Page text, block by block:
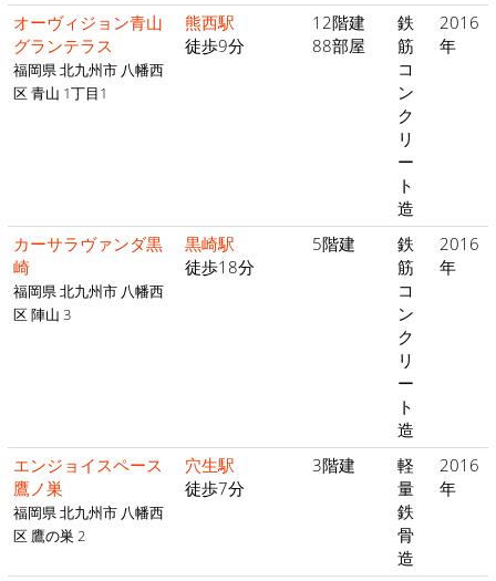
オーヴィジョン青山
グランテラス
福岡県 北九州市 八幡西
区 青山 1丁目1
熊西駅
徒歩9分
12階建
88部屋
鉄
筋
コ
ン
ク
リ
ー
ト
造
2016
年
カーサラヴァンダ黒
崎
福岡県 北九州市 八幡西
区 陣山 3
黒崎駅
徒歩18分
5階建
鉄
筋
コ
ン
ク
リ
ー
ト
造
2016
年
エンジョイスペース
鷹ノ巣
福岡県 北九州市 八幡西
区 鷹の巣 2
穴生駅
徒歩7分
3階建
軽
量
鉄
骨
造
2016
年